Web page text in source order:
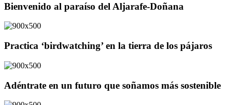
Bienvenido al paraíso del Aljarafe-Doñana
Practica ‘birdwatching’ en la tierra de los pájaros
Adéntrate en un futuro que soñamos más sostenible